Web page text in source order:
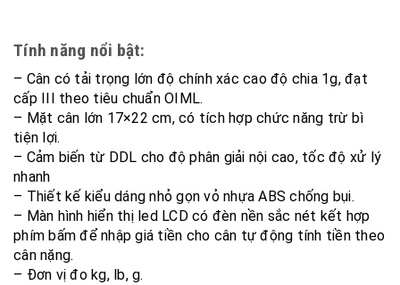
Tính năng nổi bật:
– Cân có tải trọng lớn độ chính xác cao độ chia 1g, đạt
cấp III theo tiêu chuẩn OIML.
– Mặt cân lớn 17×22 cm, có tích hợp chức năng trừ bì
tiện lợi.
– Cảm biến từ DDL cho độ phân giải nội cao, tốc độ xử lý
nhanh
– Thiết kế kiểu dáng nhỏ gọn vỏ nhựa ABS chống bụi.
– Màn hình hiển thị led LCD có đèn nền sắc nét kết hợp
phím bấm để nhập giá tiền cho cân tự động tính tiền theo
cân nặng.
– Đơn vị đo kg, lb, g.